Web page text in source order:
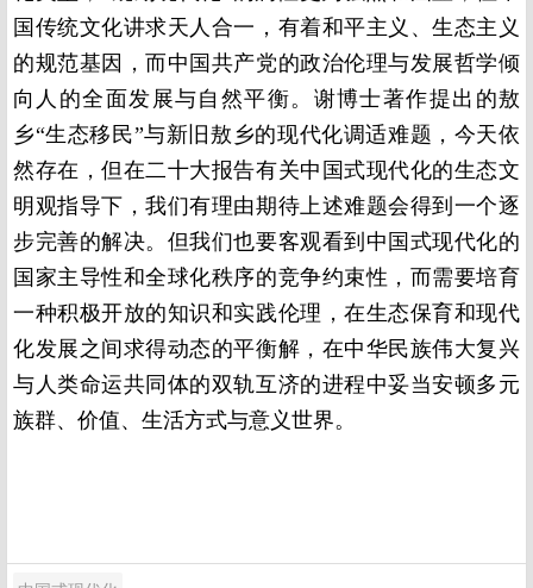
国传统文化讲求天人合一，有着和平主义、生态主义
的规范基因，而中国共产党的政治伦理与发展哲学倾
向人的全面发展与自然平衡。谢博士著作提出的敖
乡“生态移民”与新旧敖乡的现代化调适难题，今天依
然存在，但在二十大报告有关中国式现代化的生态文
明观指导下，我们有理由期待上述难题会得到一个逐
步完善的解决。但我们也要客观看到中国式现代化的
国家主导性和全球化秩序的竞争约束性，而需要培育
一种积极开放的知识和实践伦理，在生态保育和现代
化发展之间求得动态的平衡解，在中华民族伟大复兴
与人类命运共同体的双轨互济的进程中妥当安顿多元
族群、价值、生活方式与意义世界。